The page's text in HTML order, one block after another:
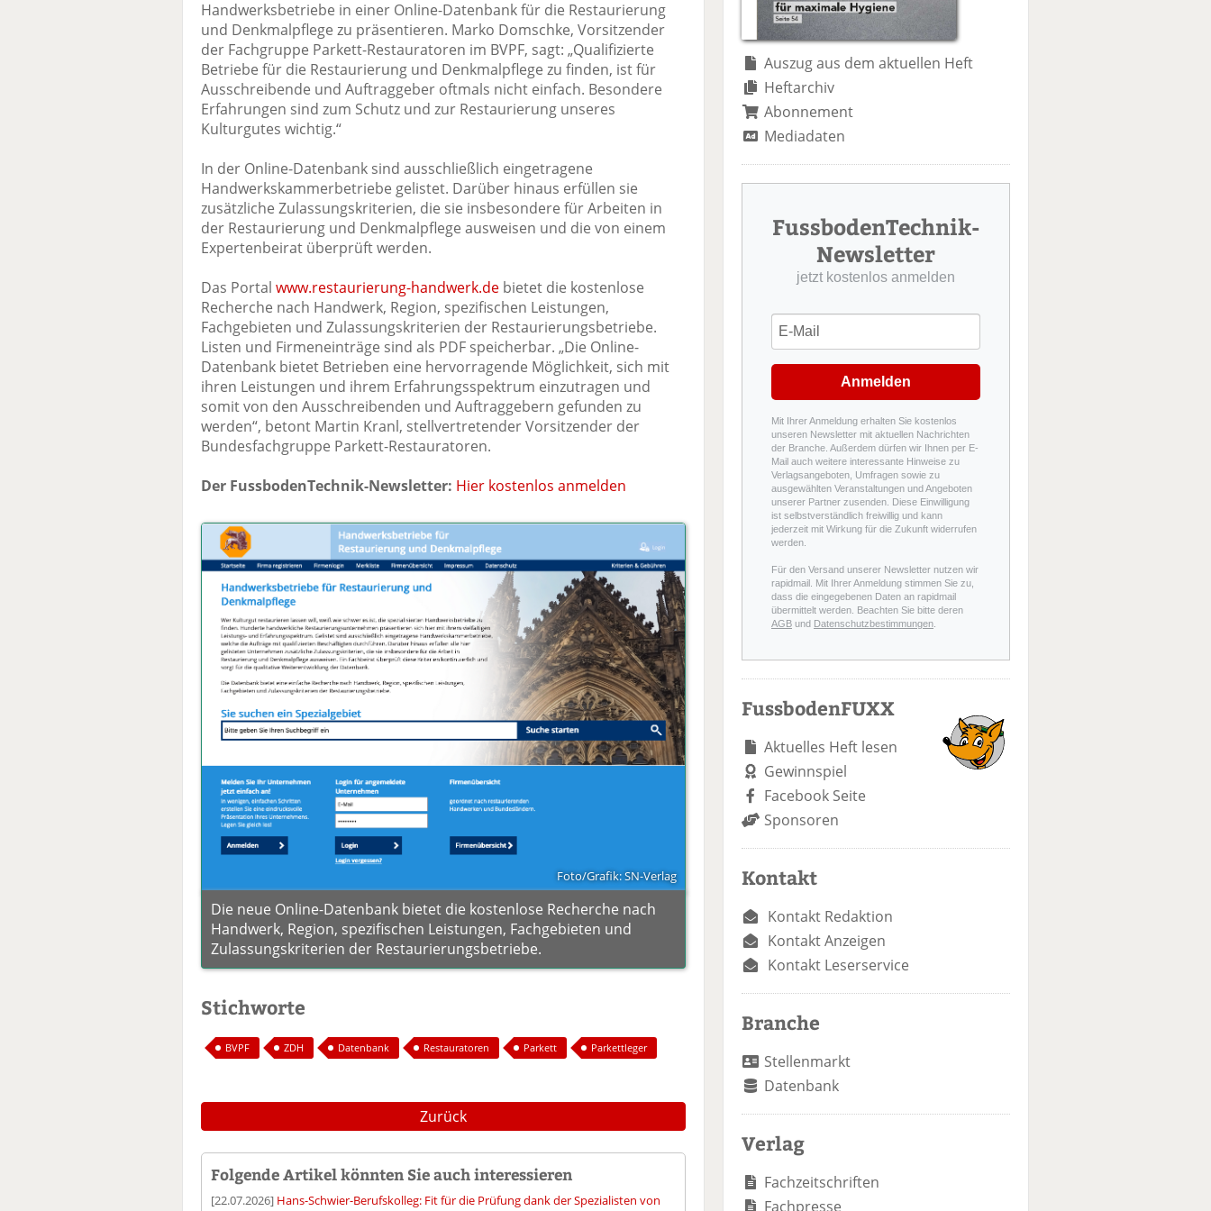
il
e
n
e
n
d
e
n
Handwerksbetriebe in einer Online-Datenbank für die Restaurierung
und Denkmalpflege zu präsentieren. Marko Domschke, Vorsitzender
der Fachgruppe Parkett-Restauratoren im BVPF, sagt: „Qualifizierte
Betriebe für die Restaurierung und Denkmalpflege zu finden, ist für
Ausschreibende und Auftraggeber oftmals nicht einfach. Besondere
Erfahrungen sind zum Schutz und zur Restaurierung unseres
Kulturgutes wichtig.“
In der Online-Datenbank sind ausschließlich eingetragene
Handwerkskammerbetriebe gelistet. Darüber hinaus erfüllen sie
zusätzliche Zulassungskriterien, die sie insbesondere für Arbeiten in
der Restaurierung und Denkmalpflege ausweisen und die von einem
Expertenbeirat überprüft werden.
Das Portal www.restaurierung-handwerk.de bietet die kostenlose
Recherche nach Handwerk, Region, spezifischen Leistungen,
Fachgebieten und Zulassungskriterien der Restaurierungsbetriebe.
Listen und Firmeneinträge sind als PDF speicherbar. „Die Online-
Datenbank bietet Betrieben eine hervorragende Möglichkeit, sich mit
ihren Leistungen und ihrem Erfahrungsspektrum einzutragen und
somit von den Ausschreibenden und Auftraggebern gefunden zu
werden“, betont Martin Kranl, stellvertretender Vorsitzender der
Bundesfachgruppe Parkett-Restauratoren.
Der FussbodenTechnik-Newsletter: Hier kostenlos anmelden
Foto/Grafik: SN-Verlag
Die neue Online-Datenbank bietet die kostenlose Recherche nach
Handwerk, Region, spezifischen Leistungen, Fachgebieten und
Zulassungskriterien der Restaurierungsbetriebe.
Stichworte
BVPF ZDH Datenbank Restauratoren Parkett Parkettleger
Zurück
Folgende Artikel könnten Sie auch interessieren
[22.07.2026] Hans-Schwier-Berufskolleg: Fit für die Prüfung dank der Spezialisten von
Auszug aus dem aktuellen Heft
Heftarchiv
Abonnement
Mediadaten
FussbodenTechnik-
Newsletter
jetzt kostenlos anmelden
Anmelden
Mit Ihrer Anmeldung erhalten Sie kostenlos
unseren Newsletter mit aktuellen Nachrichten
der Branche. Außerdem dürfen wir Ihnen per E-
Mail auch weitere interessante Hinweise zu
Verlagsangeboten, Umfragen sowie zu
ausgewählten Veranstaltungen und Angeboten
unserer Partner zusenden. Diese Einwilligung
ist selbstverständlich freiwillig und kann
jederzeit mit Wirkung für die Zukunft widerrufen
werden.
Für den Versand unserer Newsletter nutzen wir
rapidmail. Mit Ihrer Anmeldung stimmen Sie zu,
dass die eingegebenen Daten an rapidmail
übermittelt werden. Beachten Sie bitte deren
AGB und Datenschutzbestimmungen.
FussbodenFUXX
Aktuelles Heft lesen
Gewinnspiel
Facebook Seite
Sponsoren
Kontakt
Kontakt Redaktion
Kontakt Anzeigen
Kontakt Leserservice
Branche
Stellenmarkt
Datenbank
Verlag
Fachzeitschriften
Fachpresse